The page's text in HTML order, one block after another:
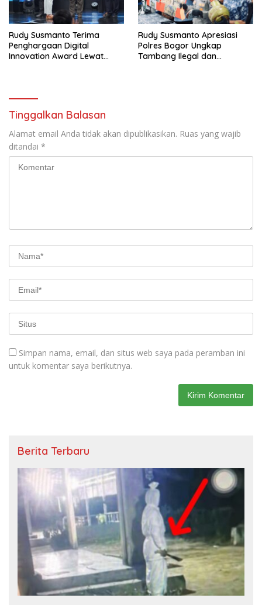
Rudy Susmanto Terima
Penghargaan Digital
Innovation Award Lewat
Rudy Susmanto Apresiasi
Polres Bogor Ungkap
Tambang Ilegal dan
Tinggalkan Balasan
Alamat email Anda tidak akan dipublikasikan. Ruas yang wajib
ditandai *
Simpan nama, email, dan situs web saya pada peramban ini
untuk komentar saya berikutnya.
Berita Terbaru